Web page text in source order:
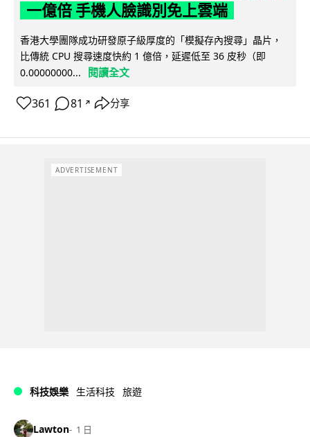
一億倍 手機人臉識別免上雲端
香港大學團隊成功研發原子級厚度的「模擬存內搜尋」晶片，
比傳統 CPU 搜尋速度快約 1 億倍，延遲低至 36 皮秒（即
0.00000000...
閱讀全文
361 81 ↗ 分享
ADVERTISEMENT
科技娛樂 生活科技 旅遊
Lawton 1 日